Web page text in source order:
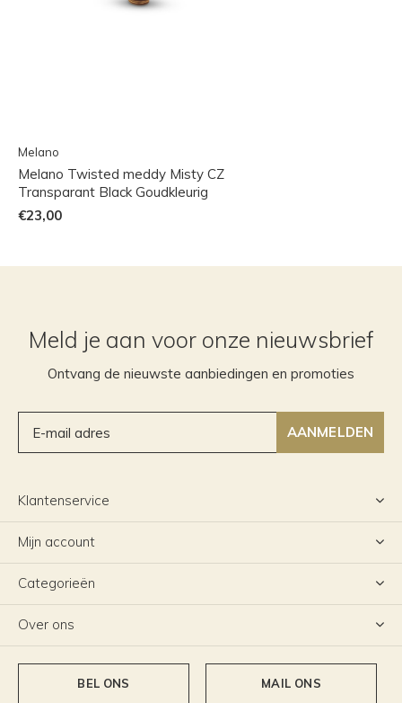
Melano
Melano Twisted meddy Misty CZ
Transparant Black Goudkleurig
€23,00
Meld je aan voor onze nieuwsbrief
Ontvang de nieuwste aanbiedingen en promoties
AANMELDEN
Klantenservice
Mijn account
Categorieën
Over ons
BEL ONS MAIL ONS